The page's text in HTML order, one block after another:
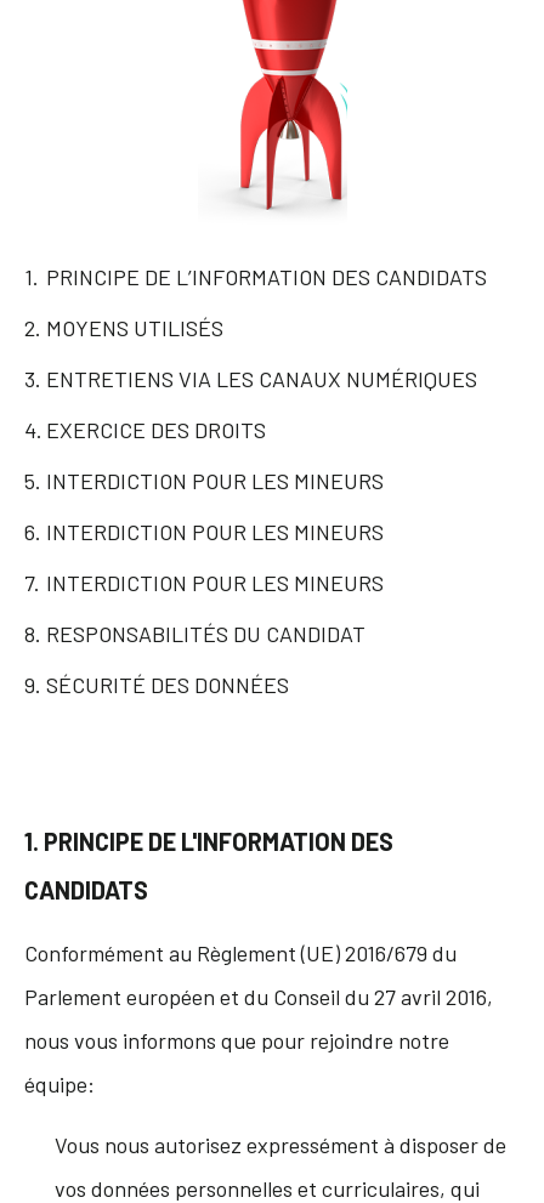
PRINCIPE DE L’INFORMATION DES CANDIDATS
MOYENS UTILISÉS
ENTRETIENS VIA LES CANAUX NUMÉRIQUES
EXERCICE DES DROITS
INTERDICTION POUR LES MINEURS
INTERDICTION POUR LES MINEURS
INTERDICTION POUR LES MINEURS
RESPONSABILITÉS DU CANDIDAT
SÉCURITÉ DES DONNÉES
1. PRINCIPE DE L'INFORMATION DES
CANDIDATS
Conformément au Règlement (UE) 2016/679 du
Parlement européen et du Conseil du 27 avril 2016,
nous vous informons que pour rejoindre notre
équipe:
Vous nous autorisez expressément à disposer de
vos données personnelles et curriculaires, qui